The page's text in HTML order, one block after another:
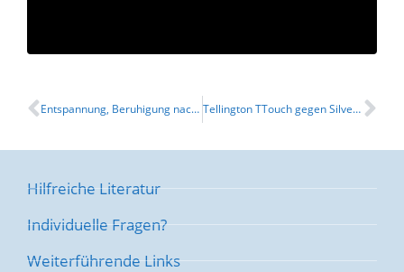
Entspannung, Beruhigung nach Zahn OP mit Tellington TTouch Tellington TTouch gegen Silvesterangst
Hilfreiche Literatur
Individuelle Fragen?
Weiterführende Links